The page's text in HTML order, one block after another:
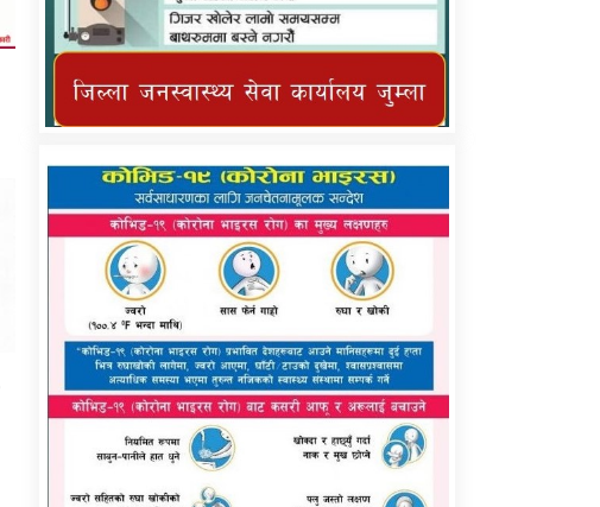
तातोपानी गाउँपालिका जुम्लाको महिनावारी